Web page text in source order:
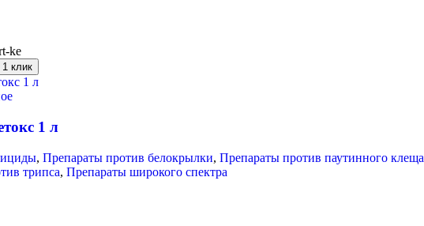
ke
1 клик
1 л
, Препараты против белокрылки, Препараты против паутинного клеща
трипса, Препараты широкого спектра